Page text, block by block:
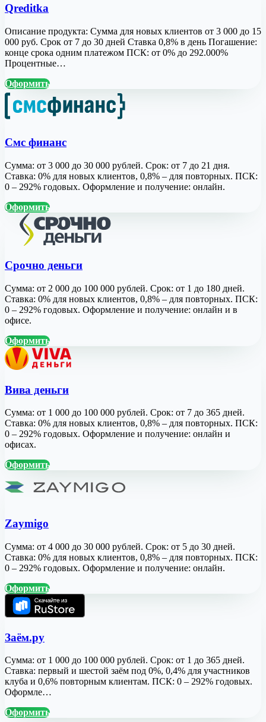
Qreditka
Описание продукта: Сумма для новых клиентов от 3 000 до 15
000 руб. Срок от 7 до 30 дней Ставка 0,8% в день Погашение:
конце срока одним платежом ПСК: от 0% до 292.000%
Процентные…
Оформить
Смс финанс
Сумма: от 3 000 до 30 000 рублей. Срок: от 7 до 21 дня.
Ставка: 0% для новых клиентов, 0,8% – для повторных. ПСК:
0 – 292% годовых. Оформление и получение: онлайн.
Оформить
Срочно деньги
Сумма: от 2 000 до 100 000 рублей. Срок: от 1 до 180 дней.
Ставка: 0% для новых клиентов, 0,8% – для повторных. ПСК:
0 – 292% годовых. Оформление и получение: онлайн и в
офисе.
Оформить
Вива деньги
Сумма: от 1 000 до 100 000 рублей. Срок: от 7 до 365 дней.
Ставка: 0% для новых клиентов, 0,8% – для повторных. ПСК:
0 – 292% годовых. Оформление и получение: онлайн и
офисах.
Оформить
Zaymigo
Сумма: от 4 000 до 30 000 рублей. Срок: от 5 до 30 дней.
Ставка: 0% для новых клиентов, 0,8% – для повторных. ПСК:
0 – 292% годовых. Оформление и получение: онлайн.
Оформить
Заём.ру
Сумма: от 1 000 до 100 000 рублей. Срок: от 1 до 365 дней.
Ставка: первый и шестой заём под 0%, 0,4% для участников
клуба и 0,6% повторным клиентам. ПСК: 0 – 292% годовых.
Оформле…
Оформить